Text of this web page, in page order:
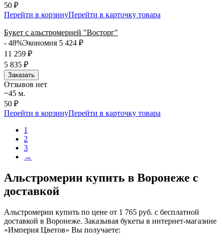
50 ₽
Перейти в корзинуПерейти в карточку товара
Букет с альстромерией "Восторг"
- 48%Экономия 5 424 ₽
11 259 ₽
5 835 ₽
Заказать
Отзывов нет
~45 м.
50 ₽
Перейти в корзинуПерейти в карточку товара
1
2
3
→
Альстромерии купить в Воронеже с
доставкой
Альстромерии купить по цене от 1 765 руб. с бесплатной
доставкой в Воронеже. Заказывая букеты в интернет-магазине
«Империя Цветов» Вы получаете: